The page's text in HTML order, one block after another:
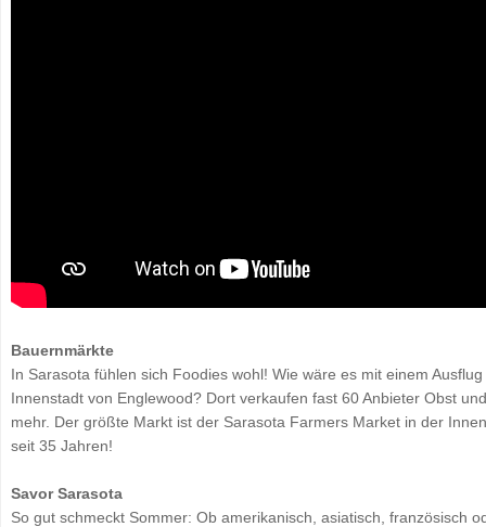
Bauernmärkte
In Sarasota fühlen sich Foodies wohl! Wie wäre es mit einem
Innenstadt von Englewood? Dort verkaufen fast 60 Anbieter Obst
mehr. Der größte Markt ist der Sarasota Farmers Market in der
seit 35 Jahren!
Savor Sarasota
So gut schmeckt Sommer: Ob amerikanisch, asiatisch, französisch